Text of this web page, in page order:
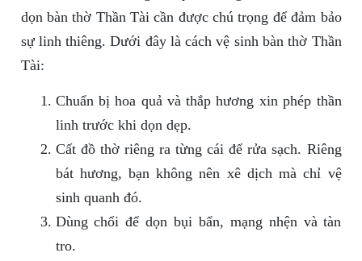
dọn bàn thờ Thần Tài cần được chú trọng để đảm bảo
sự linh thiêng. Dưới đây là cách vệ sinh bàn thờ Thần
Tài:
Chuẩn bị hoa quả và thắp hương xin phép thần
linh trước khi dọn dẹp.
Cất đồ thờ riêng ra từng cái để rửa sạch. Riêng
bát hương, bạn không nên xê dịch mà chỉ vệ
sinh quanh đó.
Dùng chổi để dọn bụi bẩn, mạng nhện và tàn
tro.